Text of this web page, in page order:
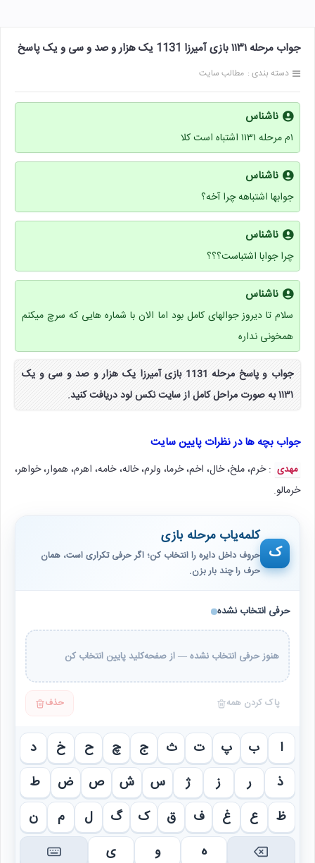
جواب مرحله ۱۱۳۱ بازی آمیرزا 1131 یک هزار و صد و سی و یک پاسخ
دسته بندی : مطالب سایت
ناشناس
۱م مرحله ۱۱۳۱ اشتباه است کلا
ناشناس
جوابها اشتباهه چرا آخه؟
ناشناس
چرا جوابا اشتباست؟؟؟
ناشناس
سلام تا دیروز جوالهای کامل بود اما الان با شماره هایی که سرچ میکنم
همخونی نداره
جواب و پاسخ مرحله 1131 بازی آمیرزا یک هزار و صد و سی و یک
۱۱۳۱ به صورت مراحل کامل از سایت نکس لود دریافت کنید.
جواب بچه ها در نظرات پایین سایت
مهدی : خرم، ملخ، خال، اخم، خرما، ولرم، خاله، خامه، اهرم، هموار، خواهر،
خرمالو.
ک
کلمه‌یاب مرحله بازی
حروف داخل دایره را انتخاب کن؛ اگر حرفی تکراری است، همان
حرف را چند بار بزن.
حرفی انتخاب نشده
هنوز حرفی انتخاب نشده — از صفحه‌کلید پایین انتخاب کن
پاک کردن همه حذف
ا ب پ ت ث ج چ ح خ
د
ذ
ر ز ژ س ش ص ض
ط
ظ
ع غ ف ق ک گ ل م
ن
ه
و ی